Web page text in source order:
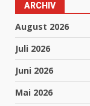
ARCHIV
August 2026
Juli 2026
Juni 2026
Mai 2026